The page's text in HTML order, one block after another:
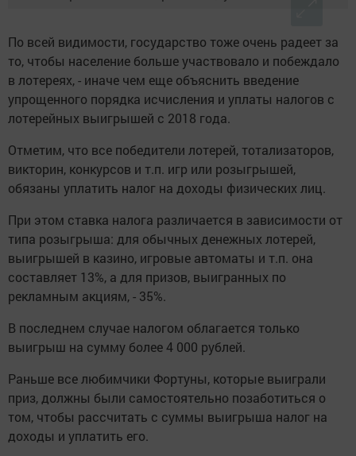
По всей видимости, государство тоже очень радеет за
то, чтобы население больше участвовало и побеждало
в лотереях, - иначе чем еще объяснить введение
упрощенного порядка исчисления и уплаты налогов с
лотерейных выигрышей с 2018 года.
Отметим, что все победители лотерей, тотализаторов,
викторин, конкурсов и т.п. игр или розыгрышей,
обязаны уплатить налог на доходы физических лиц.
При этом ставка налога различается в зависимости от
типа розыгрыша: для обычных денежных лотерей,
выигрышей в казино, игровые автоматы и т.п. она
составляет 13%, а для призов, выигранных по
рекламным акциям, - 35%.
В последнем случае налогом облагается только
выигрыш на сумму более 4 000 рублей.
Раньше все любимчики Фортуны, которые выиграли
приз, должны были самостоятельно позаботиться о
том, чтобы рассчитать с суммы выигрыша налог на
доходы и уплатить его.